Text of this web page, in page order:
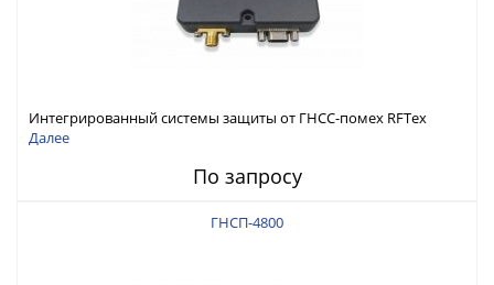
Интегрированный системы защиты от ГНСС-помех RFТех
ИСПП 8100
Далее
По запросу
ГНСП-4800